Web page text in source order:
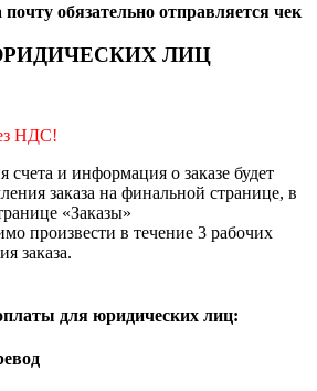
обязательно отправляется чек
ЛИЦ
НДС!
счета и информация о заказе будет
заказа на финальной странице, в
«Заказы»
произвести в течение 3 рабочих
заказа.
для юридических лиц: